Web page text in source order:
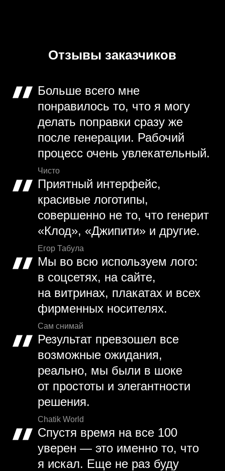
Отзывы заказчиков
Больше всего мне
понравилось то, что я могу
делать поправки сразу же
после генерации. Рабочий
процесс очень увлекательный.
Чисто
Приятный интерфейс,
красивые логотипы,
совершенно не то, что генерит
«Клод», «Джипити» и другие.
Егор Табула
Мы во всю используем лого:
в соцсетях, на сайте,
на витринах, плакатах и всех
фирменных носителях.
Сам снимай
Результат превзошел все
возможные ожидания,
реально, мы были в шоке
от простоты и элегантности
решения.
Chatik World
Спустя время на все 100
уверен — это именно то, что
я искал. Еще не раз буду